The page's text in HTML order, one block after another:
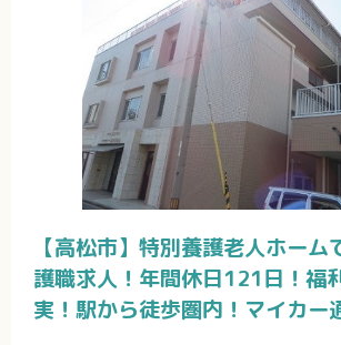
【高松市】特別養護老人ホーム
護職求人！年間休日121日！福
実！駅から徒歩圏内！マイカー